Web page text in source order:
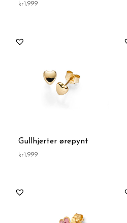
kr1,999
Gullhjerter ørepynt
kr1,999